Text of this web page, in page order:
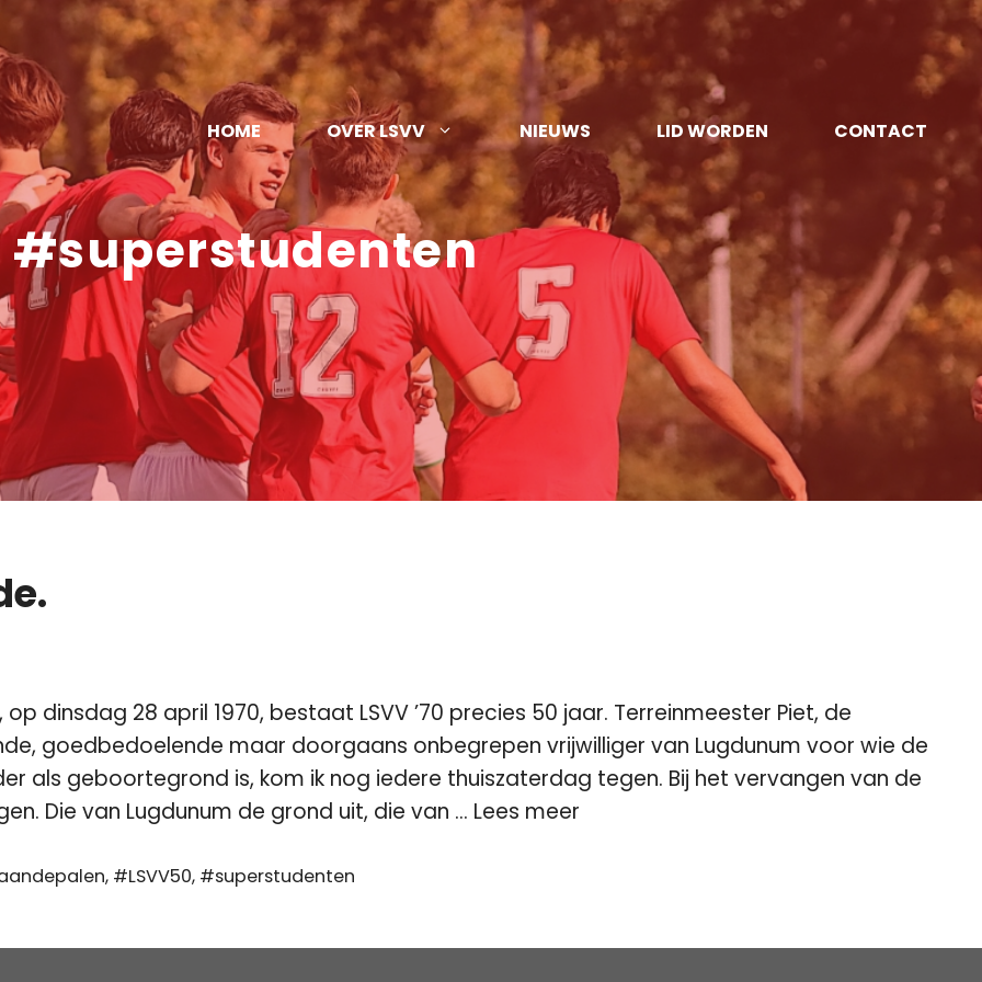
HOME OVER LSVV NIEUWS LID WORDEN CONTACT
#superstudenten
dinsdag 28 april 1970, bestaat LSVV ’70 precies 50 jaar. Terreinmeester Piet, de
goedbedoelende maar doorgaans onbegrepen vrijwilliger van Lugdunum voor wie de
als geboortegrond is, kom ik nog iedere thuiszaterdag tegen. Bij het vervangen van de
Die van Lugdunum de grond uit, die van … Lees meer
, #LSVV50, #superstudenten